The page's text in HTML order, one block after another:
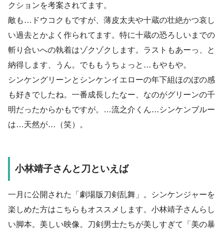
クションを考案されてます。
敵も…ドウコクもですが、薄皮太夫や十蔵の壮絶かつ哀し
い過去とかよく作られてます。特に十蔵の恐ろしいまでの
斬り合いへの執着はゾクゾクします。ラストもあーっ、と
納得します、うん。でももうちょっと…もやもや。
シンケングリーンとシンケンイエローの年下組ほのぼの感
も好きでしたね。一番成長したなー、なのがグリーンの千
明だったからかもですが。…流之介くん…シンケンブルー
は…天然が…（笑）。
小林靖子さんと刀といえば
一月に公開された「劇場版刀剣乱舞」。シンケンジャーを
楽しめた方はこちらもオススメします。小林靖子さんらし
い脚本。美しい映像。刀剣男士たちが美しすぎて「美の暴